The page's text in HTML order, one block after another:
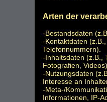
Arten der
-Bestandsdaten
-Kontaktdaten (z.B.,
Telefonnummern).
-Inhaltsdaten (z.B.,
Fotografien, Videos).
-Nutzungsdaten
Interesse an
-Meta-/
Informationen, IP-